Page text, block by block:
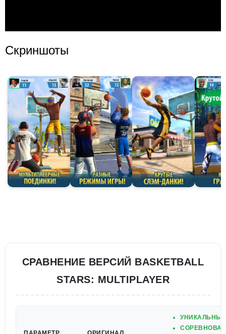
Скриншоты
СРАВНЕНИЕ ВЕРСИЙ BASKETBALL
STARS: MULTIPLAYER